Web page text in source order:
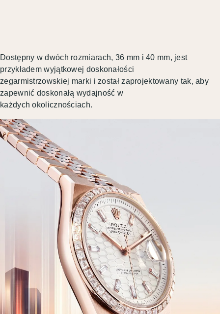
Dostępny w dwóch rozmiarach, 36 mm i 40 mm, jest
przykładem wyjątkowej doskonałości
zegarmistrzowskiej marki i został zaprojektowany tak, aby
zapewnić doskonałą wydajność w
każdych okolicznościach.